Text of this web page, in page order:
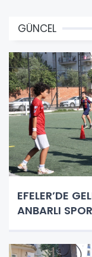
GÜNCEL
EFELER’DE
ANBARLI